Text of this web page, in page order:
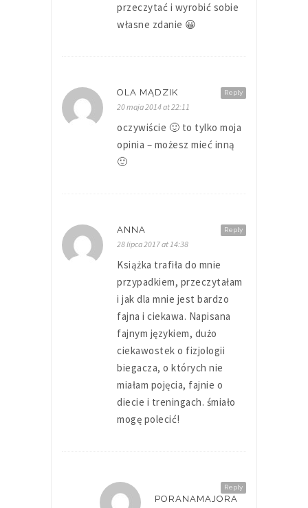
przeczytać i wyrobić sobie
własne zdanie 😀
Reply
OLA MĄDZIK
20 maja 2014 at 22:11
oczywiście 🙂 to tylko moja
opinia – możesz mieć inną
🙂
Reply
ANNA
28 lipca 2017 at 14:38
Książka trafiła do mnie
przypadkiem, przeczytałam
i jak dla mnie jest bardzo
fajna i ciekawa. Napisana
fajnym językiem, dużo
ciekawostek o fizjologii
biegacza, o których nie
miałam pojęcia, fajnie o
diecie i treningach. śmiało
mogę polecić!
Reply
PORANAMAJORA